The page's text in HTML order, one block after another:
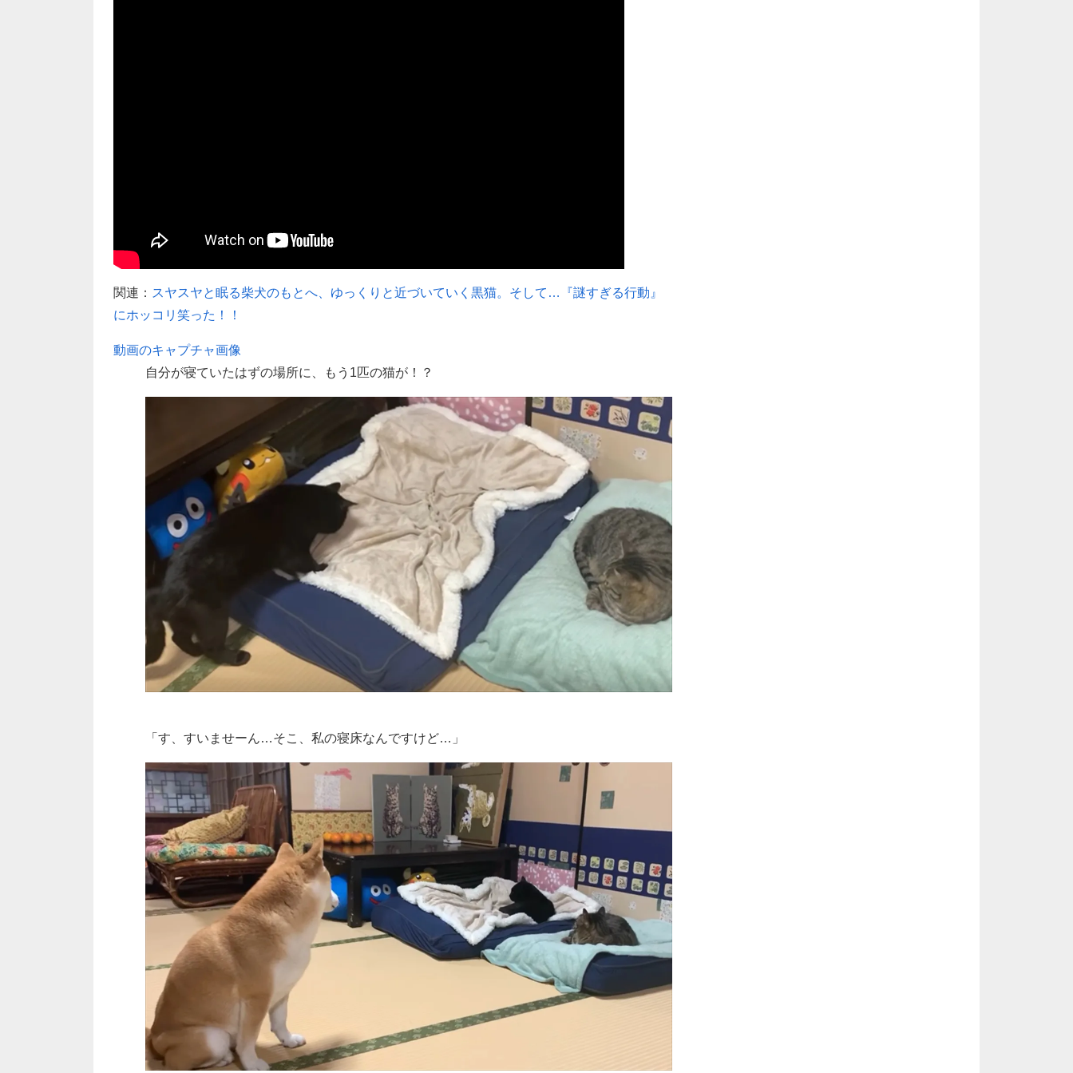
関連： スヤスヤと眠る柴犬のもとへ、ゆっくりと近づいていく黒猫。そして…『謎すぎる行動』
にホッコリ笑った！！
動画のキャプチャ画像
自分が寝ていたはずの場所に、もう1匹の猫が！？
「す、すいませーん…そこ、私の寝床なんですけど…」